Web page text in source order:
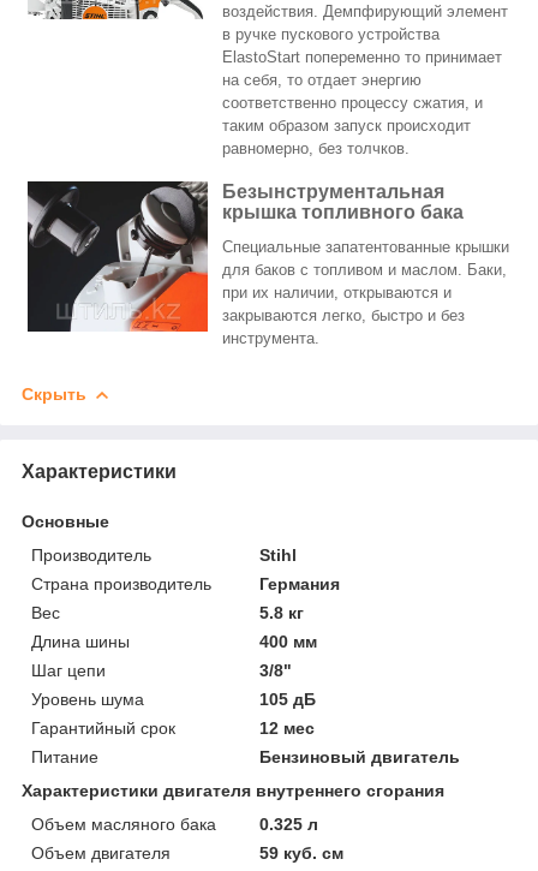
воздействия. Демпфирующий элемент
в ручке пускового устройства
ElastoStart попеременно то принимает
на себя, то отдает энергию
соответственно процессу сжатия, и
таким образом запуск происходит
равномерно, без толчков.
Безынструментальная
крышка топливного бака
Специальные запатентованные крышки
для баков с топливом и маслом. Баки,
при их наличии, открываются и
закрываются легко, быстро и без
инструмента.
Скрыть
Характеристики
Основные
Производитель
Stihl
Страна производитель
Германия
Вес
5.8 кг
Длина шины
400 мм
Шаг цепи
3/8"
Уровень шума
105 дБ
Гарантийный срок
12 мес
Питание
Бензиновый двигатель
Характеристики двигателя внутреннего сгорания
Объем масляного бака
0.325 л
Объем двигателя
59 куб. см